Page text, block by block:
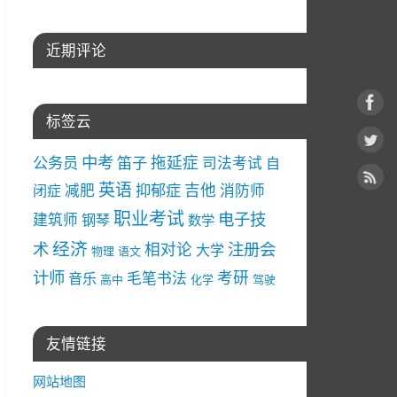
近期评论
标签云
公务员 中考笛子拖延症 司法考试 自
闭症减肥 英语抑郁症 吉他 消防师
建筑师 钢琴职业考试 数学 电子技
术经济 物理 语文 相对论 大学 注册会
计师音乐 高中 毛笔书法 化学 考研 驾驶
友情链接
网站地图